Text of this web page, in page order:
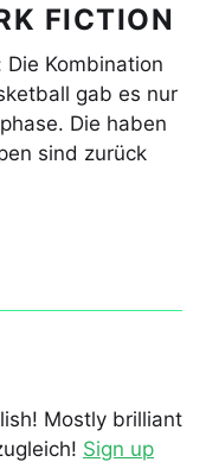
FICTION
Kombination
gab es nur
Die haben
sind zurück
Mostly brilliant
Sign up